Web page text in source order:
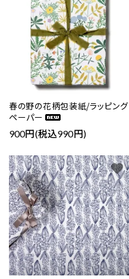
春の野の花柄包装紙/ラッピング
ペーパー
900円(税込990円)
favorite